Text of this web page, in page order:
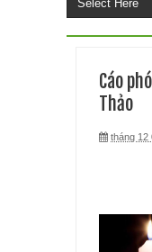
Cáo
Thảo
tháng 12